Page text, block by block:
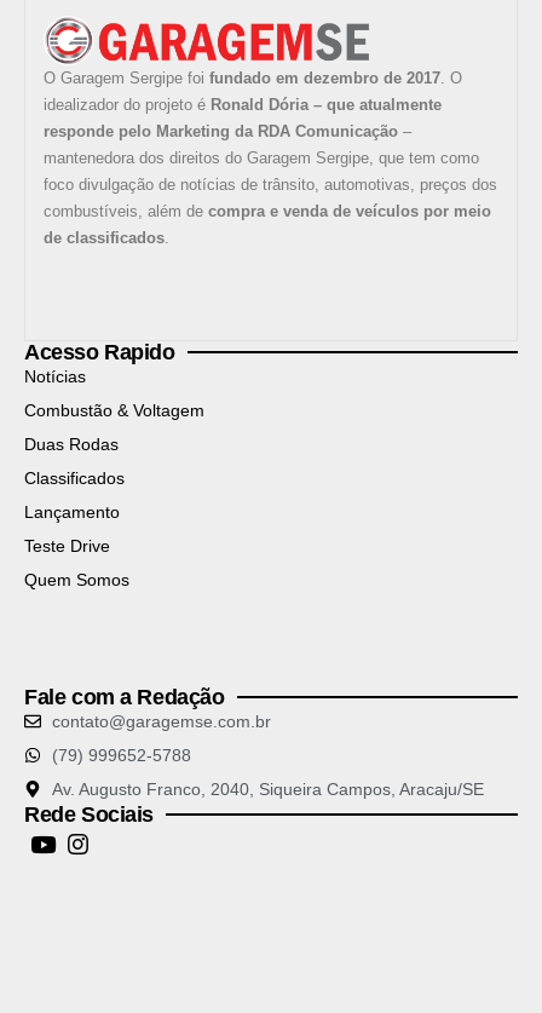
O Garagem Sergipe foi fundado em dezembro de 2017. O
idealizador do projeto é Ronald Dória – que atualmente
responde pelo Marketing da RDA Comunicação –
mantenedora dos direitos do Garagem Sergipe, que tem como
foco divulgação de notícias de trânsito, automotivas, preços dos
combustíveis, além de compra e venda de veículos por meio
de classificados.
Acesso Rapido
Notícias
Combustão & Voltagem
Duas Rodas
Classificados
Lançamento
Teste Drive
Quem Somos
Fale com a Redação
contato@garagemse.com.br
(79) 999652-5788
Av. Augusto Franco, 2040, Siqueira Campos, Aracaju/SE
Rede Sociais